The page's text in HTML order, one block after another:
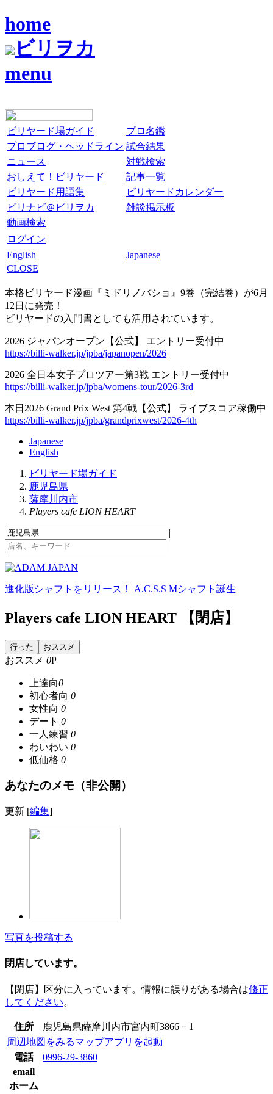
home
ビリヲカ
menu
ビリヤード場ガイド
プロ名鑑
プロブログ・ヘッドライン 試合結果
ニュース
対戦検索
おしえて！ビリヤード
記事一覧
ビリヤード用語集
ビリヤードカレンダー
ビリナビ＠ビリヲカ
雑談掲示板
動画検索
ログイン
English
Japanese
CLOSE
本格ビリヤード漫画『ミドリノバショ』9巻（完結巻）が6月
12日に発売！
ビリヤードの入門書としても活用されています。
2026 ジャパンオープン【公式】 エントリー受付中
https://billi-walker.jp/jpba/japanopen/2026
2026 全日本女子プロツアー第3戦 エントリー受付中
https://billi-walker.jp/jpba/womens-tour/2026-3rd
本日2026 Grand Prix West 第4戦【公式】 ライブスコア稼働中
https://billi-walker.jp/jpba/grandprixwest/2026-4th
Japanese
English
ビリヤード場ガイド
鹿児島県
薩摩川内市
Players cafe LION HEART
|
進化版シャフトをリリース！ A.C.S.S Mシャフト誕生
Players cafe LION HEART 【閉店】
行った おススメ
おススメ 0P
上達向0
初心者向 0
女性向 0
デート 0
一人練習 0
わいわい 0
低価格 0
あなたのメモ（非公開）
更新 [編集]
写真を投稿する
閉店しています。
【閉店】区分に入っています。情報に誤りがある場合は修正
してください。
住所
鹿児島県薩摩川内市宮内町3866－1
周辺地図をみるマップアプリを起動
電話
0996-29-3860
email
ホーム